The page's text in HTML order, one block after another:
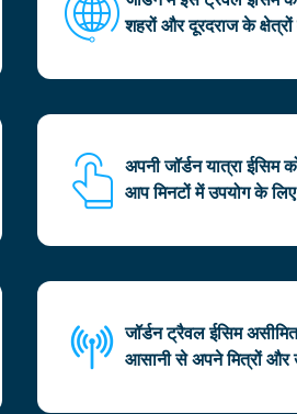
शहरों और दूरदराज के
अपनी जॉर्डन यात्रा
आप मिनटों में उपयोग के
जॉर्डन ट्रैवल ईसिम
आसानी से अपने मित्रों